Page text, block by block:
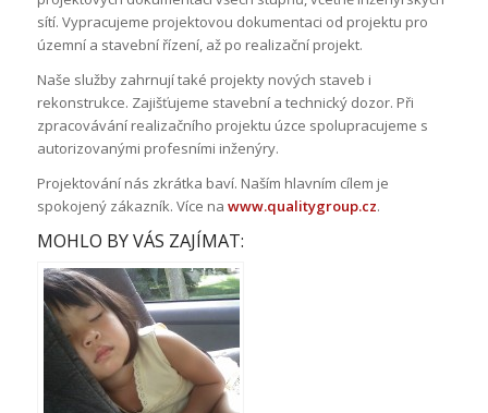
sítí. Vypracujeme projektovou dokumentaci od projektu pro
územní a stavební řízení, až po realizační projekt.
Naše služby zahrnují také projekty nových staveb i
rekonstrukce. Zajišťujeme stavební a technický dozor. Při
zpracovávání realizačního projektu úzce spolupracujeme s
autorizovanými profesními inženýry.
Projektování nás zkrátka baví. Naším hlavním cílem je
spokojený zákazník. Více na www.qualitygroup.cz.
MOHLO BY VÁS ZAJÍMAT: